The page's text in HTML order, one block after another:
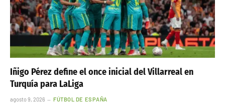
Iñigo Pérez define el once inicial del Villarreal en
Turquía para LaLiga
agosto 9, 2026 FÚTBOL DE ESPAÑA